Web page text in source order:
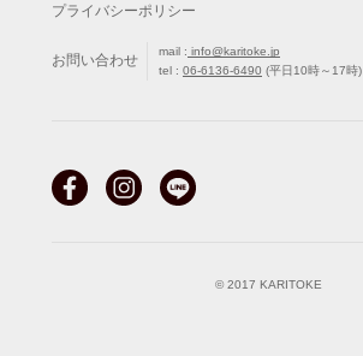
プライバシーポリシー
お問い合わせ
mail : info@karitoke.jp
tel : 06-6136-6490 (平日10時～17時)
© 2017 KARITOKE